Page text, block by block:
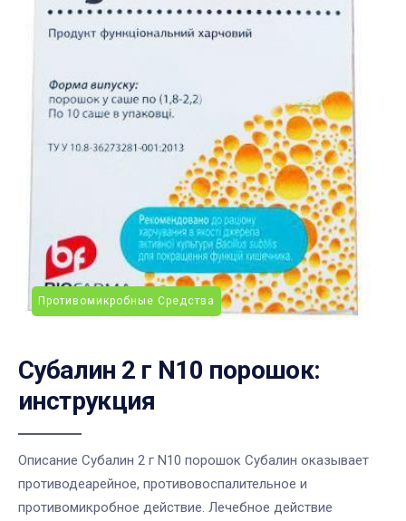
Противомикробные Средства
Субалин 2 г N10 порошок:
инструкция
Описание Субалин 2 г N10 порошок Субалин оказывает
противодеарейное, противовоспалительное и
противомикробное действие. Лечебное действие